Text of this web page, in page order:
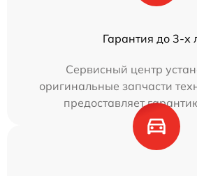
Гарантия до 3-х
Сервисный центр
оригинальные запчасти
предоставляет